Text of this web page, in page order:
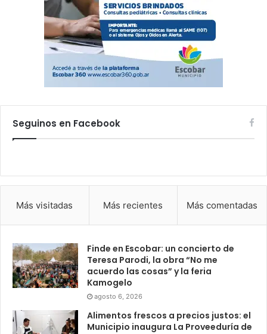
Seguinos en Facebook
Más visitadas Más recientes Más comentadas
Finde en Escobar: un concierto de
Teresa Parodi, la obra “No me
acuerdo las cosas” y la feria
Kamogelo
agosto 6, 2026
Alimentos frescos a precios justos: el
Municipio inaugura La Proveeduría de